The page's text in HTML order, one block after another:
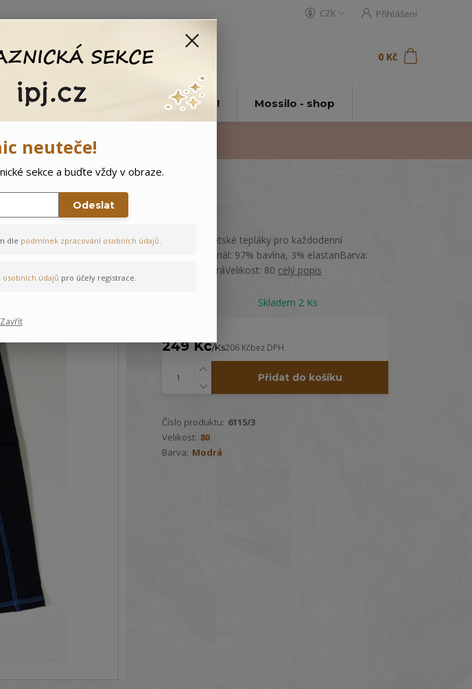
CZK Přihlášení
Hledat 0 Kč
🌲 Vítejte ve světě Mossilo! Mossilo - shop
Pohodlné dětské tepláky pro každodenní
nošení.Materiál: 97% bavlna, 3% elastanBarva:
Tmavě modráVelikost: 80 celý popis
Skladem 2 Ks
249 Kč/Ks206 Kčbez DPH
Přidat do košíku
Číslo produktu: 6115/3
Velikost: 80
Barva: Modrá
neuteče!
sekce a buďte vždy v obraze.
Odeslat
dle podmínek zpracování osobních údajů.
údajů pro účely registrace.
Zavřít